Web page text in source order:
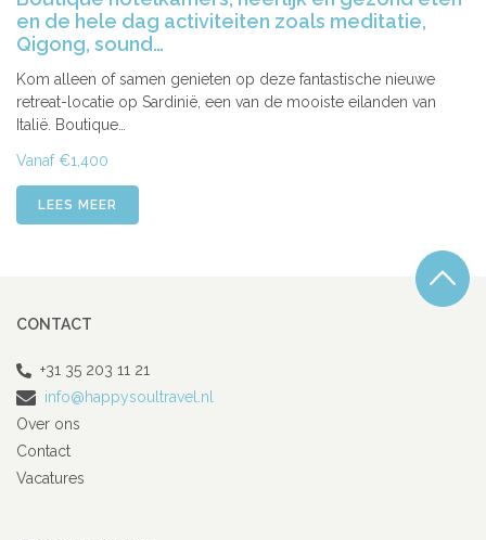
en de hele dag activiteiten zoals meditatie,
Qigong, sound…
Kom alleen of samen genieten op deze fantastische nieuwe
retreat-locatie op Sardinië, een van de mooiste eilanden van
Italië. Boutique…
Vanaf €1,400
LEES MEER
CONTACT
+31 35 203 11 21
info@happysoultravel.nl
Over ons
Contact
Vacatures